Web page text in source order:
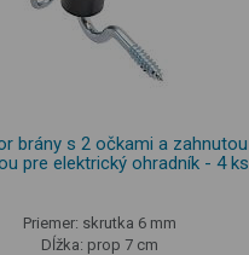
brány s 2 očkami a zahnutou
pre elektrický ohradník - 4 ks
Priemer: skrutka 6 mm
Dĺžka: prop 7 cm